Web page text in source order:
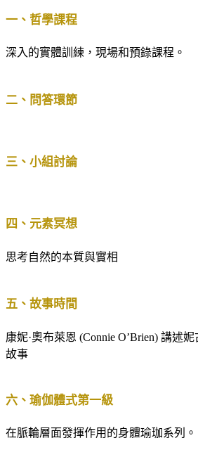
一、哲學課程
深入的實體訓練，現場和預錄課程。
二、問答環節
三、小組討論
四、元素冥想
思考自然的本質與實相
五、故事時間
康妮·奧布萊恩 (Connie O’Brien) 講述
故事
六、瑜伽體式第一級
在脈輪層面發揮作用的身體瑜珈系列。